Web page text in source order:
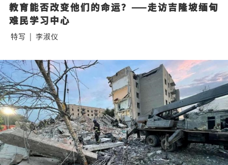
教育能否改变他们的命运？——走访吉隆坡缅甸
难民学习中心
特写 | 李淑仪